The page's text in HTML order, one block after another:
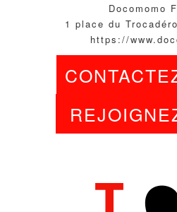
Docomomo
1 place du
https://